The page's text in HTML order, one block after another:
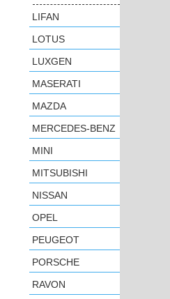
LIFAN
LOTUS
LUXGEN
MASERATI
MAZDA
MERCEDES-BENZ
MINI
MITSUBISHI
NISSAN
OPEL
PEUGEOT
PORSCHE
RAVON